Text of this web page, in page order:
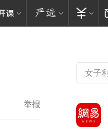
举报